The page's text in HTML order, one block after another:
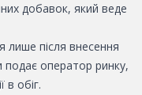
добавок, який веде
лише після внесення
подає оператор ринку,
в обіг.